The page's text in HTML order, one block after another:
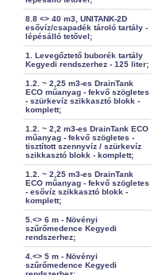
8.8 <> 40 m3, UNITANK-2D
esővíz/csapadék tároló tartály -
lépésálló tetővel;
1. Levegőztető buborék tartály
Kegyedi rendszerhez - 125 liter;
1.2. ~ 2,25 m3-es DrainTank
ECO műanyag - fekvő szögletes
- szürkevíz szikkasztó blokk -
komplett;
1.2. ~ 2,2 m3-es DrainTank ECO
műanyag - fekvő szögletes -
tisztított szennyvíz / szürkevíz
szikkasztó blokk - komplett;
1.2. ~ 2,25 m3-es DrainTank
ECO műanyag - fekvő szögletes
- esővíz szikkasztó blokk -
komplett;
5.<> 6 m - Növényi
szűrőmedence Kegyedi
rendszerhez;
4.<> 5 m - Növényi
szűrőmedence Kegyedi